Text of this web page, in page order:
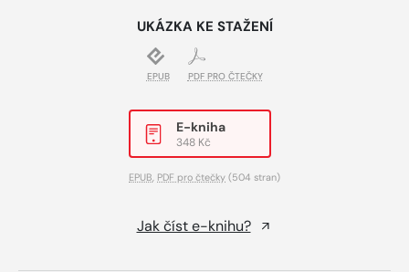
UKÁZKA KE STAŽENÍ
EPUB PDF PRO ČTEČKY
E-kniha
348 Kč
EPUB, PDF pro čtečky (504 stran)
Jak číst e-knihu?